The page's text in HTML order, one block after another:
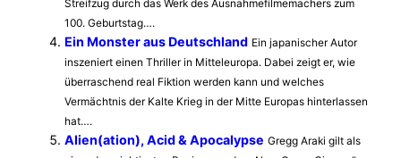
Streifzug durch das Werk des Ausnahmefilmemachers zum
100. Geburtstag….
Ein Monster aus Deutschland Ein japanischer Autor
inszeniert einen Thriller in Mitteleuropa. Dabei zeigt er, wie
überraschend real Fiktion werden kann und welches
Vermächtnis der Kalte Krieg in der Mitte Europas hinterlassen
hat….
Alien(ation), Acid & Apocalypse Gregg Araki gilt als